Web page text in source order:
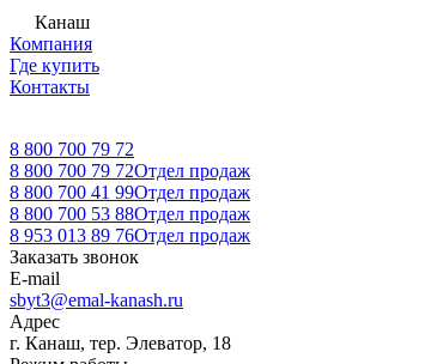
Канаш
Компания
Где купить
Контакты
8 800 700 79 72
8 800 700 79 72Отдел продаж
8 800 700 41 99Отдел продаж
8 800 700 53 88Отдел продаж
8 953 013 89 76Отдел продаж
Заказать звонок
E-mail
sbyt3@emal-kanash.ru
Адрес
г. Канаш, тер. Элеватор, 18